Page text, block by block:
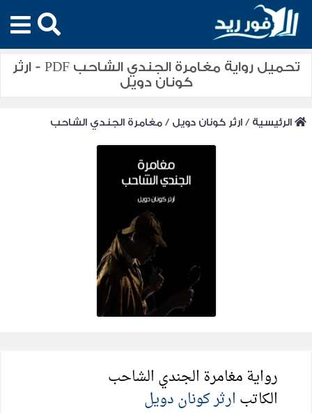
تحميل رواية مغامرة الجندي الشاحب PDF - ارثر
كونان دويل
الرئيسية /ارثر كونان دويل /مغامرة الجندي الشاحب
رواية مغامرة الجندي الشاحب
الكاتب ارثر كونان دويل